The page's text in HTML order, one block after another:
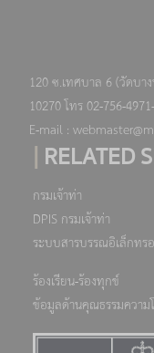
120 ซ.เทศบาล 6 (วัดบา
10270 โทร 02-756-
E-mail :
| RELATED
กรมเจ้าท่า
DPIS กรมเจ้าท่า
ระบบสารบรรณอิเล็กท
ร้องเรียน-ร้องทุกข์
ข้อมูลด้านคุณธรรมความ